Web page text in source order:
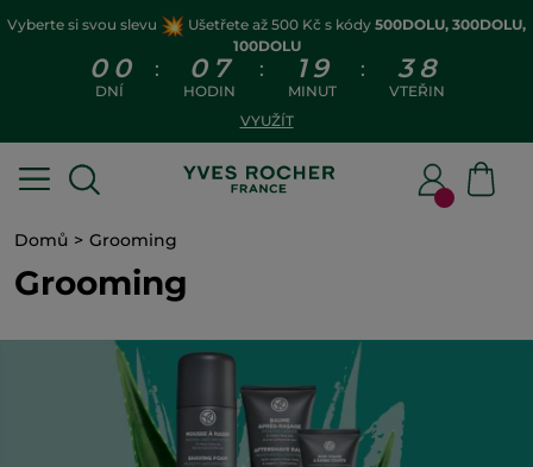
Vyberte si svou slevu Ušetřete až 500 Kč s kódy 500DOLU, 300DOLU,
100DOLU
0 0
DNÍ
: 0 7
HODIN
: 1 9
MINUT
: 3 7
VTEŘIN
VYUŽÍT
Domů Grooming
Grooming